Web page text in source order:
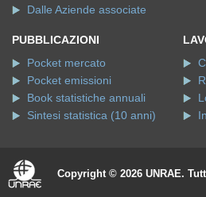
Dalle Aziende associate
PUBBLICAZIONI
Pocket mercato
Pocket emissioni
Book statistiche annuali
Sintesi statistica (10 anni)
Copyright © 2026 UNRAE.